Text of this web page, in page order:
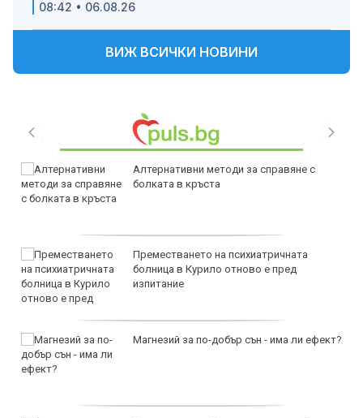
08:42 • 06.08.26
ВИЖ ВСИЧКИ НОВИНИ
Алтернативни методи за справяне с
болката в кръста
Преместването на психиатричната
болница в Курило отново е пред
изпитание
Магнезий за по-добър сън - има ли ефект?